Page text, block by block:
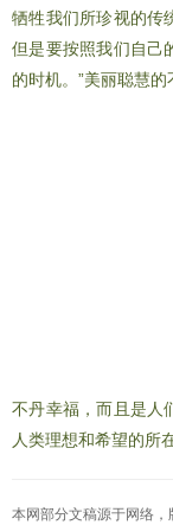
牺牲我们所珍视的传
但是要按照我们自己
的时机。”美丽聪慧的
不丹幸福，而且是人
人类理想和希望的所
本网部分文稿源于网络